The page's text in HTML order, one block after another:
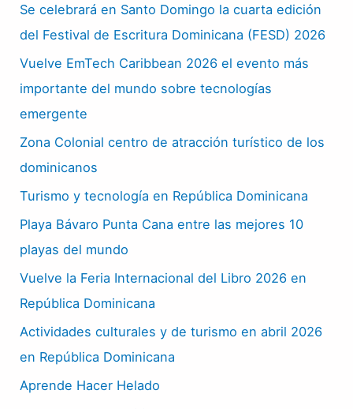
Se celebrará en Santo Domingo la cuarta edición
del Festival de Escritura Dominicana (FESD) 2026
Vuelve EmTech Caribbean 2026 el evento más
importante del mundo sobre tecnologías
emergente
Zona Colonial centro de atracción turístico de los
dominicanos
Turismo y tecnología en República Dominicana
Playa Bávaro Punta Cana entre las mejores 10
playas del mundo
Vuelve la Feria Internacional del Libro 2026 en
República Dominicana
Actividades culturales y de turismo en abril 2026
en República Dominicana
Aprende Hacer Helado